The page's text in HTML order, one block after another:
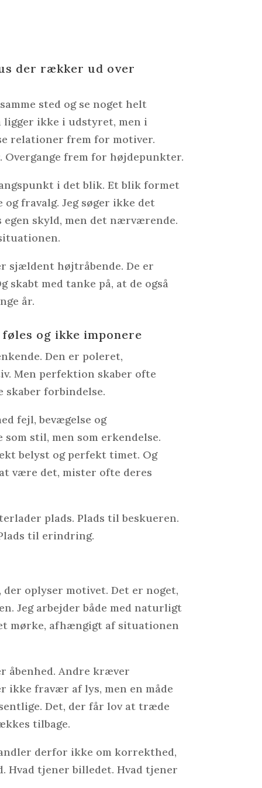
der rækker ud over
sted og se noget helt
ikke i udstyret, men i
relationer frem for motiver.
Overgange frem for højdepunkter.
i det blik. Et blik formet
fravalg. Jeg søger ikke det
skyld, men det nærværende.
sjældent højtråbende. De er
skabt med tanke på, at de også
år.
og ikke imponere
Den er poleret,
Men perfektion skaber ofte
skaber forbindelse.
fejl, bevægelse og
stil, men som erkendelse.
belyst og perfekt timet. Og
være det, mister ofte deres
plads. Plads til beskueren.
til erindring.
oplyser motivet. Det er noget,
Jeg arbejder både med naturligt
mørke, afhængigt af situationen
åbenhed. Andre kræver
ikke fravær af lys, men en måde
Det, der får lov at træde
tilbage.
derfor ikke om korrekthed,
Hvad tjener billedet. Hvad tjener